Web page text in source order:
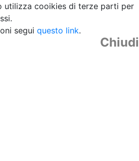
utilizza cooikies di terze parti per
segui questo link.
Chiudi